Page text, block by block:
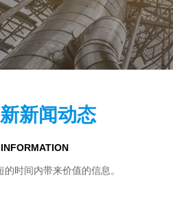
新闻动态
时间内带来价值的信息。